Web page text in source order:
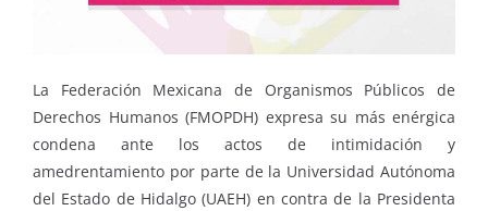
La Federación Mexicana de Organismos Públicos de
Derechos Humanos (FMOPDH) expresa su más enérgica
condena ante los actos de intimidación y
amedrentamiento por parte de la Universidad Autónoma
del Estado de Hidalgo (UAEH) en contra de la Presidenta